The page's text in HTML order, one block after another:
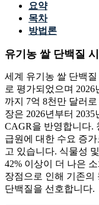
요약
목차
방법론
유기농 쌀 단백질
세계 유기농 쌀 단백
로 평가되었으며 2026
까지 7억 8천만 달러
장은 2026년부터
CAGR을 반영합니다.
급원에 대한 수요 증
고 있습니다. 식물성
42% 이상이 더 나은
장점으로 인해 기존의
단백질을 선호합니다.